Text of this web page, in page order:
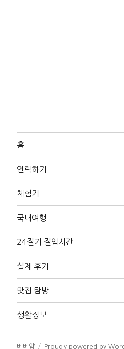
홈
연락하기
체험기
국내여행
24절기 절입시간
실제 후기
맛집 탐방
생활정보
베베얌 Proudly powered by